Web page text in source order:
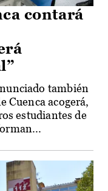
contará
también
Cuenca acogerá,
estudiantes de